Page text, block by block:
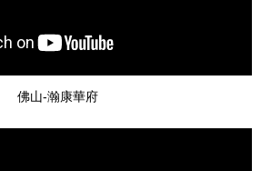
佛山-瀚康華府